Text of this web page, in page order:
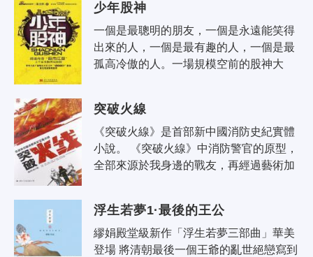
少年股神
一個是最聰明的朋友，一個是永遠能笑得
出來的人，一個是最有趣的人，一個是最
孤高冷傲的人。一場規模空前的股神大
局..
突破火線
《突破火線》是首部新中國消防史紀實體
小說。 《突破火線》中消防警官的原型，
全部來源於我身邊的戰友，再經過藝術加
浮生若夢1·最後的王公
繆娟殿堂級新作「浮生若夢三部曲」華美
登場 將清朝最後一個王爺的亂世絕戀寫到